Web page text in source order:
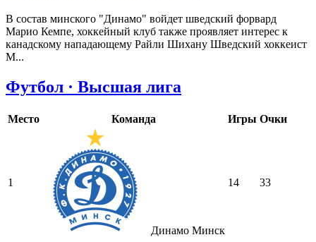
В состав минского "Динамо" войдет шведский форвард
Марио Кемпе, хоккейный клуб также проявляет интерес к
канадскому нападающему Райли Шихану Шведский хоккеист
М...
Футбол · Высшая лига
Место Команда Игры Очки
1
Динамо Минск
14 33